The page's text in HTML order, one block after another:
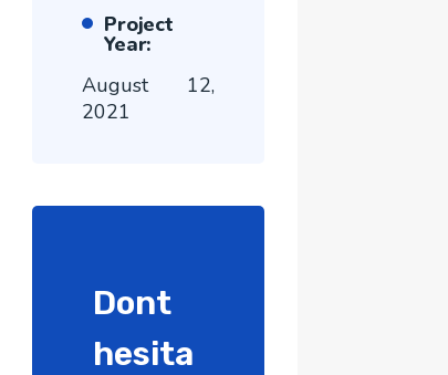
Project
Year:
August 12,
2021
Dont
hesita